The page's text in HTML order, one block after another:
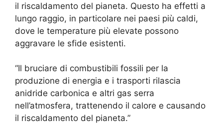
il riscaldamento del pianeta. Questo ha effetti a
lungo raggio, in particolare nei paesi più caldi,
dove le temperature più elevate possono
aggravare le sfide esistenti.
“Il bruciare di combustibili fossili per la
produzione di energia e i trasporti rilascia
anidride carbonica e altri gas serra
nell’atmosfera, trattenendo il calore e causando
il riscaldamento del pianeta.”